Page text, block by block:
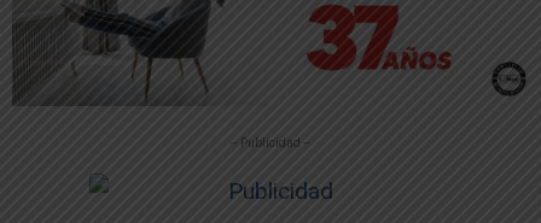
-- Publicidad --